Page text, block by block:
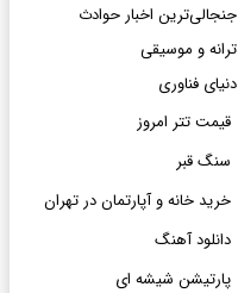
جنجالی‌ترین اخبار حوادث
ترانه و موسیقی
دنیای فناوری
قیمت تتر امروز
سنگ قبر
خرید خانه و آپارتمان در تهران
دانلود آهنگ
پارتیشن شیشه ای